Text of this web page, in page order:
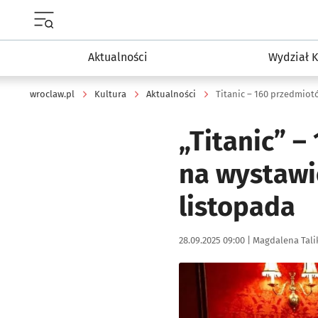
Aktualności Wydział
wroclaw.pl Kultura Aktualności Titanic – 160
„Titanic”
na
listopada
Data publikacji:
28.09.2025 09:00 | Autor:
Magdalena
Kliknij, aby zobaczyć